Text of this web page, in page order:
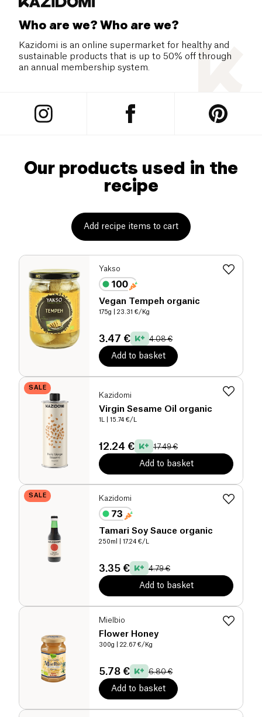
Who are we? Who are we?
Kazidomi is an online supermarket for healthy and
sustainable products that is up to 50% off through
an annual membership system.
Our products used in the
recipe
Add recipe items to cart
Yakso
Vegan Tempeh organic
175g | 23.31 €/Kg
3.47 € 4.08 €
Add to basket
SALE
Kazidomi
Virgin Sesame Oil organic
1L | 15.74 €/L
12.24 € 17.49 €
Add to basket
SALE Kazidomi
Tamari Soy Sauce organic
250ml | 17.24 €/L
3.35 € 4.79 €
Add to basket
Mielbio
Flower Honey
300g | 22.67 €/Kg
5.78 € 6.80 €
Add to basket